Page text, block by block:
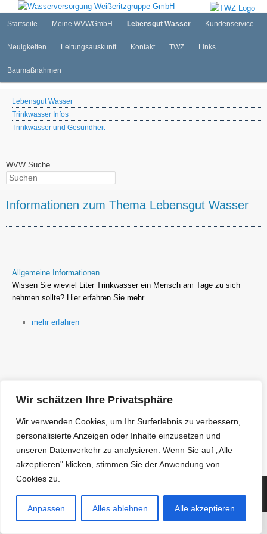
Wir schätzen Ihre Privatsphäre
Wir verwenden Cookies, um Ihr Surferlebnis zu verbessern,
personalisierte Anzeigen oder Inhalte einzusetzen und
unseren Datenverkehr zu analysieren. Wenn Sie auf „Alle
akzeptieren" klicken, stimmen Sie der Anwendung von
Cookies zu.
Anpassen Alles ablehnen Alle akzeptieren
primären
springenWasserversorgung Weißeritzgruppe
GmbH
Internetauftritt der WVW GmbH
Hauptmenü
Startseite Meine WVWGmbH Lebensgut Wasser Kundenservice
Neuigkeiten Leitungsauskunft Kontakt TWZ Links
Baumaßnahmen
Lebensgut Wasser
Trinkwasser Infos
Trinkwasser und Gesundheit
WVW Suche
Suchen
Informationen zum Thema Lebensgut Wasser
Allgemeine Informationen
Wissen Sie wieviel Liter Trinkwasser ein Mensch am Tage zu sich
nehmen sollte? Hier erfahren Sie mehr …
mehr erfahren
Wie wichtig ist Trinkwasser für den Menschen? Warum soll man
Informieren Sie sich …
Gesundheitsinfos lesen
Startseite|Kontakt| Impressum|Datenschutz
Di: 09 – 12
+ 13 – 18 Uhr, Do: 09 – 12 + 13 – 15 Uhr